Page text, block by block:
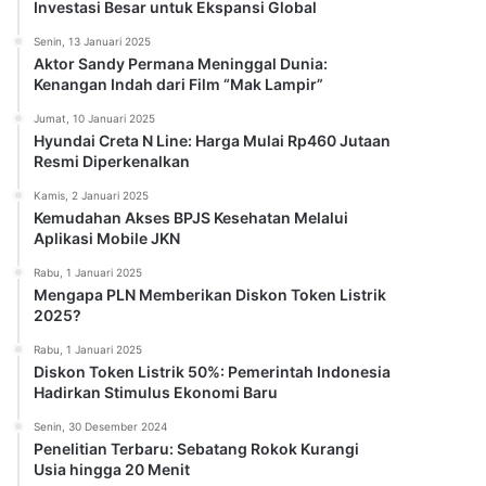
Investasi Besar untuk Ekspansi Global
Senin, 13 Januari 2025
Aktor Sandy Permana Meninggal Dunia:
Kenangan Indah dari Film “Mak Lampir”
Jumat, 10 Januari 2025
Hyundai Creta N Line: Harga Mulai Rp460 Jutaan
Resmi Diperkenalkan
Kamis, 2 Januari 2025
Kemudahan Akses BPJS Kesehatan Melalui
Aplikasi Mobile JKN
Rabu, 1 Januari 2025
Mengapa PLN Memberikan Diskon Token Listrik
2025?
Rabu, 1 Januari 2025
Diskon Token Listrik 50%: Pemerintah Indonesia
Hadirkan Stimulus Ekonomi Baru
Senin, 30 Desember 2024
Penelitian Terbaru: Sebatang Rokok Kurangi
Usia hingga 20 Menit